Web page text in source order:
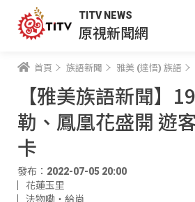
TITV NEWS
原視新聞網
首頁 族語新聞 雅美 (達悟) 族語
【雅美族語新聞】
勒、鳳凰花盛開 遊
卡
發布：2022-07-05 20:00
花蓮玉里
法物嘞‧給尚